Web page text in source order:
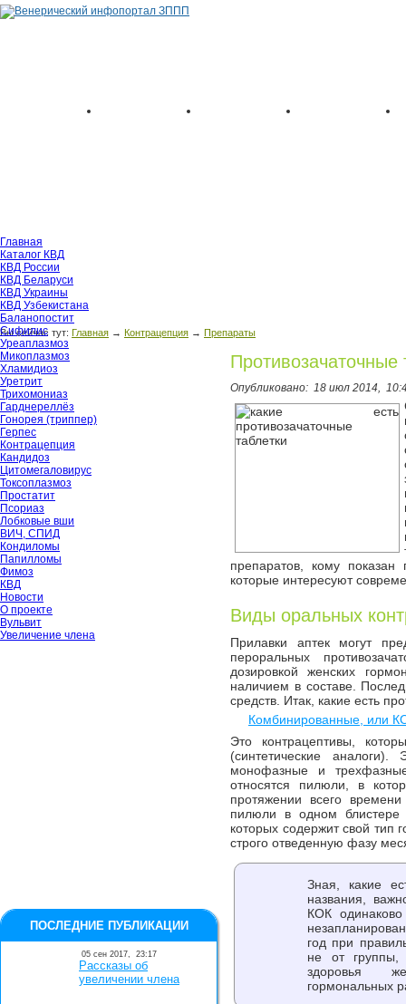
Главная
Каталог КВД
КВД России
КВД Беларуси
КВД Украины
КВД Узбекистана
Баланопостит
Сифилис
Уреаплазмоз
Микоплазмоз
Хламидиоз
Уретрит
Трихомониаз
Гарднереллёз
Гонорея (триппер)
Герпес
Контрацепция
Кандидоз
Цитомегаловирус
Токсоплазмоз
Простатит
Псориаз
Лобковые вши
ВИЧ, СПИД
Кондиломы
Папилломы
Фимоз
КВД
Новости
О проекте
Вульвит
Увеличение члена
Вы сейчас тут: Главная → Контрацепция → Препараты
Противозачаточные
Опубликовано: 18 июл 2014,
препаратов, кому
которые интересуют
Виды оральных
Прилавки аптек могут
пероральных
дозировкой женских
наличием в составе.
средств. Итак, какие есть
Комбинированные, или
Это контрацептивы,
(синтетические
монофазные и
относятся пилюли, в
протяжении всего
пилюли в одном блистере
которых содержит свой тип
строго отведенную фазу
Зная, какие
названия,
КОК
год при
не от группы,
здоровья
гормональных
ПОСЛЕДНИЕ ПУБЛИКАЦИИ
05 сен 2017, 23:17
Рассказы об
увеличении члена